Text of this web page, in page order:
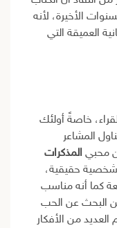
الأخيرة، لأنه
العميقة التي
خاصةً أولئك
المشاعر
محبي المذكرات
شخصية حقيقية،
كما أنه مناسب
البحث عن الحب
من الأفكار